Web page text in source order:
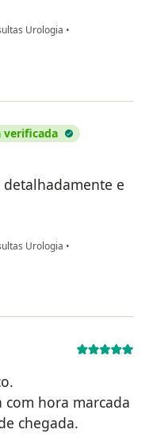
Urologia •
verificada
e
Urologia •
com hora marcada
chegada.